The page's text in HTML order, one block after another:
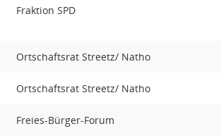
Fraktion SPD
Ortschaftsrat Streetz/ Natho
Ortschaftsrat Streetz/ Natho
Freies-Bürger-Forum